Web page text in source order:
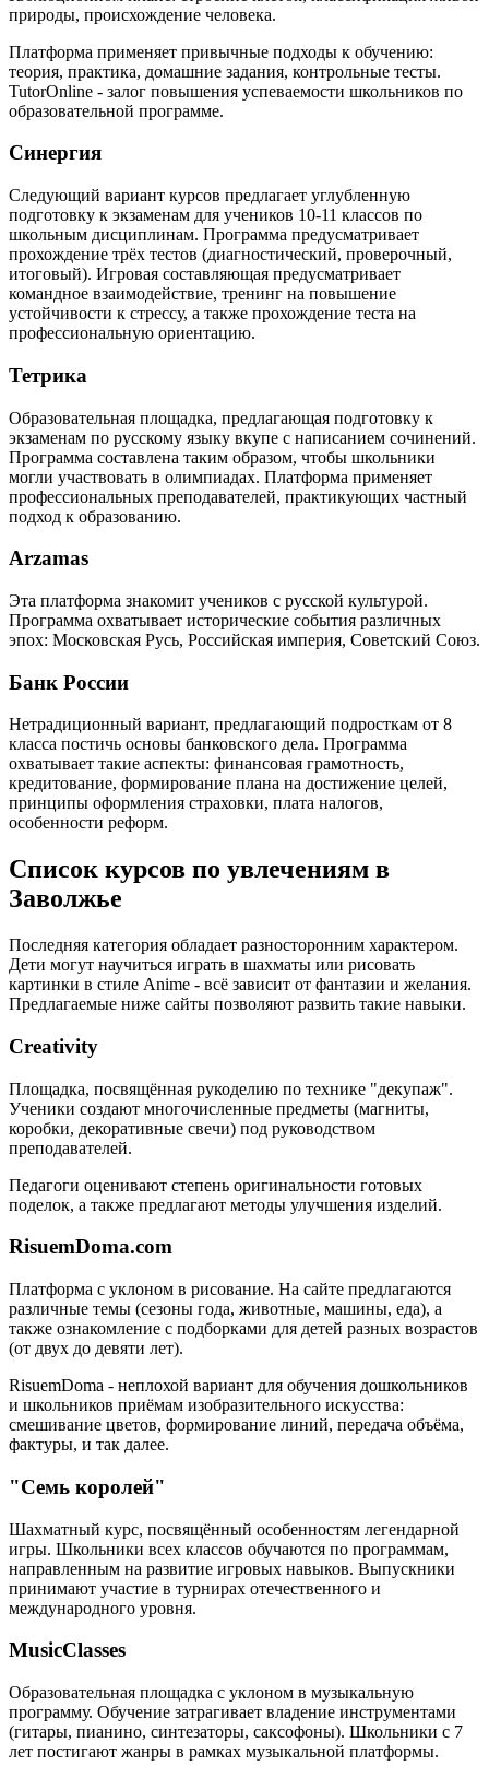
природы, происхождение человека.
Платформа применяет привычные подходы к обучению:
теория, практика, домашние задания, контрольные тесты.
TutorOnline - залог повышения успеваемости школьников по
образовательной программе.
Синергия
Следующий вариант курсов предлагает углубленную
подготовку к экзаменам для учеников 10-11 классов по
школьным дисциплинам. Программа предусматривает
прохождение трёх тестов (диагностический, проверочный,
итоговый). Игровая составляющая предусматривает
командное взаимодействие, тренинг на повышение
устойчивости к стрессу, а также прохождение теста на
профессиональную ориентацию.
Тетрика
Образовательная площадка, предлагающая подготовку к
экзаменам по русскому языку вкупе с написанием сочинений.
Программа составлена таким образом, чтобы школьники
могли участвовать в олимпиадах. Платформа применяет
профессиональных преподавателей, практикующих частный
подход к образованию.
Arzamas
Эта платформа знакомит учеников с русской культурой.
Программа охватывает исторические события различных
эпох: Московская Русь, Российская империя, Советский Союз.
Банк России
Нетрадиционный вариант, предлагающий подросткам от 8
класса постичь основы банковского дела. Программа
охватывает такие аспекты: финансовая грамотность,
кредитование, формирование плана на достижение целей,
принципы оформления страховки, плата налогов,
особенности реформ.
Список курсов по увлечениям в
Заволжье
Последняя категория обладает разносторонним характером.
Дети могут научиться играть в шахматы или рисовать
картинки в стиле Anime - всё зависит от фантазии и желания.
Предлагаемые ниже сайты позволяют развить такие навыки.
Creativity
Площадка, посвящённая рукоделию по технике "декупаж".
Ученики создают многочисленные предметы (магниты,
коробки, декоративные свечи) под руководством
преподавателей.
Педагоги оценивают степень оригинальности готовых
поделок, а также предлагают методы улучшения изделий.
RisuemDoma.com
Платформа с уклоном в рисование. На сайте предлагаются
различные темы (сезоны года, животные, машины, еда), а
также ознакомление с подборками для детей разных возрастов
(от двух до девяти лет).
RisuemDoma - неплохой вариант для обучения дошкольников
и школьников приёмам изобразительного искусства:
смешивание цветов, формирование линий, передача объёма,
фактуры, и так далее.
"Семь королей"
Шахматный курс, посвящённый особенностям легендарной
игры. Школьники всех классов обучаются по программам,
направленным на развитие игровых навыков. Выпускники
принимают участие в турнирах отечественного и
международного уровня.
MusicClasses
Образовательная площадка с уклоном в музыкальную
программу. Обучение затрагивает владение инструментами
(гитары, пианино, синтезаторы, саксофоны). Школьники с 7
лет постигают жанры в рамках музыкальной платформы.